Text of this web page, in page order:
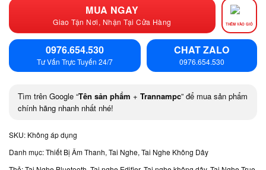
MUA NGAY
Giao Tận Nơi, Nhận Tại Cửa Hàng THÊM VÀO GIỎ
0976.654.530
Tư Vấn Trực Tuyến 24/7
CHAT ZALO
0976.654.530
Tìm trên Google “Tên sản phẩm + Trannampc” để mua sản phẩm
chính hãng nhanh nhất nhé!
SKU: Không áp dụng
Danh mục:Thiết Bị Âm Thanh, Tai Nghe, Tai Nghe Không Dây